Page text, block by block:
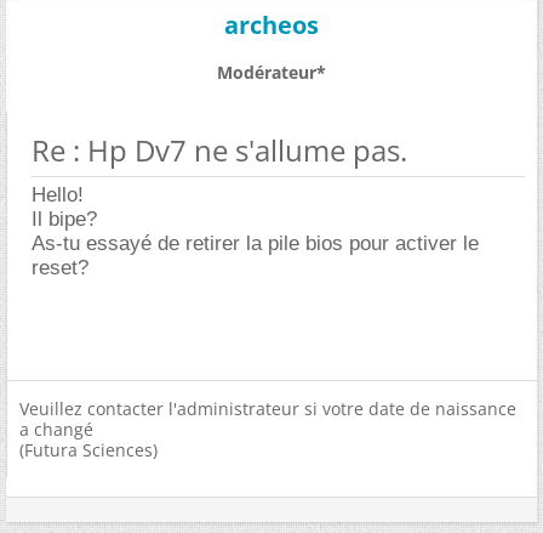
archeos
Modérateur*
Re : Hp Dv7 ne s'allume pas.
Hello!
Il bipe?
As-tu essayé de retirer la pile bios pour activer le
reset?
Veuillez contacter l'administrateur si votre date de naissance
a changé
(Futura Sciences)